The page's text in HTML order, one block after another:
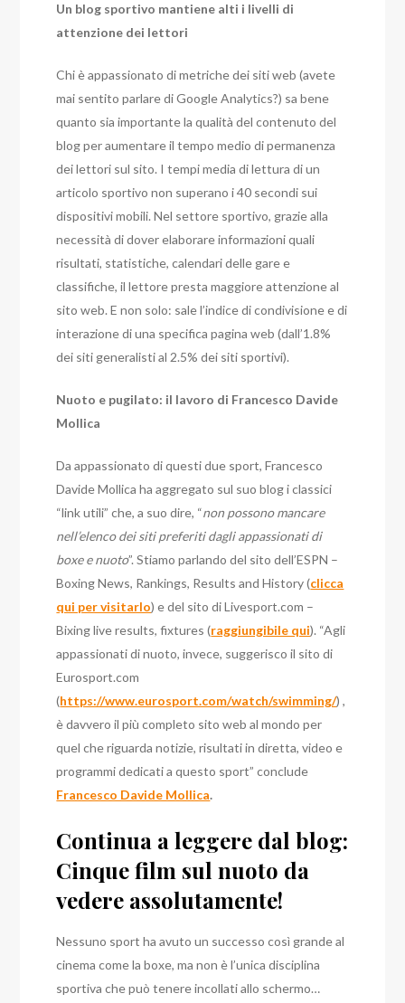
Un blog sportivo mantiene alti i livelli di
attenzione dei lettori
Chi è appassionato di metriche dei siti web (avete
mai sentito parlare di Google Analytics?) sa bene
quanto sia importante la qualità del contenuto del
blog per aumentare il tempo medio di permanenza
dei lettori sul sito. I tempi media di lettura di un
articolo sportivo non superano i 40 secondi sui
dispositivi mobili. Nel settore sportivo, grazie alla
necessità di dover elaborare informazioni quali
risultati, statistiche, calendari delle gare e
classifiche, il lettore presta maggiore attenzione al
sito web. E non solo: sale l’indice di condivisione e di
interazione di una specifica pagina web (dall’1.8%
dei siti generalisti al 2.5% dei siti sportivi).
Nuoto e pugilato: il lavoro di Francesco Davide
Mollica
Da appassionato di questi due sport, Francesco
Davide Mollica ha aggregato sul suo blog i classici
“link utili” che, a suo dire, “non possono mancare
nell’elenco dei siti preferiti dagli appassionati di
boxe e nuoto”. Stiamo parlando del sito dell’ESPN –
Boxing News, Rankings, Results and History (clicca
qui per visitarlo) e del sito di Livesport.com –
Bixing live results, fixtures (raggiungibile qui). “Agli
appassionati di nuoto, invece, suggerisco il sito di
Eurosport.com
(https://www.eurosport.com/watch/swimming/) ,
è davvero il più completo sito web al mondo per
quel che riguarda notizie, risultati in diretta, video e
programmi dedicati a questo sport” conclude
Francesco Davide Mollica.
Continua a leggere dal blog:
Cinque film sul nuoto da
vedere assolutamente!
Nessuno sport ha avuto un successo così grande al
cinema come la boxe, ma non è l’unica disciplina
sportiva che può tenere incollati allo schermo…